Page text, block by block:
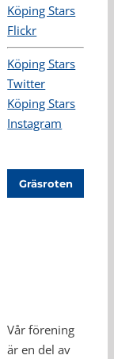
Köping Stars
Flickr
Köping Stars
Twitter
Köping Stars
Instagram
Gräsroten
Vår förening
är en del av